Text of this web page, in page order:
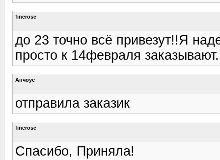
finerose
до 23 точно всё привезут!!Я
просто к 14февраля заказывают.
Анчоус
отправила заказик
finerose
Спасибо, Приняла!